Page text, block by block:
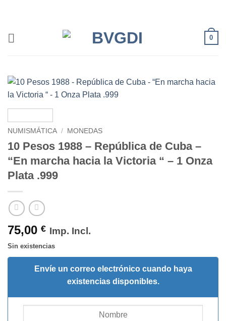
0
NUMISMÁTICA / MONEDAS
10 Pesos 1988 – República de Cuba –
“En marcha hacia la Victoria “ – 1 Onza
Plata .999
75,00 € Imp. Incl.
Sin existencias
Envíe un correo electrónico cuando haya
existencias disponibles.